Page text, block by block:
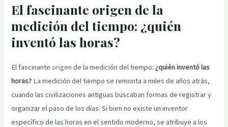
El fascinante origen de la
medición del tiempo: ¿quién
inventó las horas?
El fascinanteorigen de la medición del tiempo: ¿quién inventó las
horas? La medición del tiempo se remonta a miles de años atrás,
cuando las civilizaciones antiguas buscaban formas de registrar y
organizar el paso de los días. Si bien no existe un inventor
específico de las horas en el sentido moderno, se atribuye a los